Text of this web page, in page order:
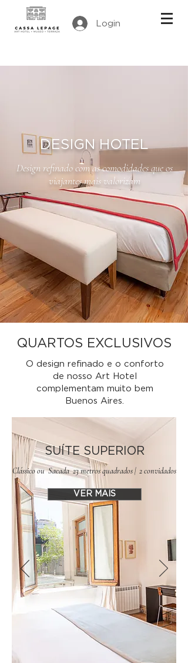
Login
DESIGN HOTEL
Design refinado com as comodidades que os
viajantes mais valorizam
QUARTOS EXCLUSIVOS
O design refinado e o conforto
de nosso Art Hotel
complementam muito bem
Buenos Aires.
SUÍTE SUPERIOR
Clássico ou Sacada 23 metros quadrados | 2 convidados
VER MAIS